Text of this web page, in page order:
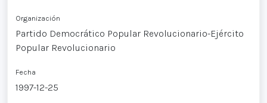
Organización
Partido Democrático Popular Revolucionario-Ejército
Popular Revolucionario
Fecha
1997-12-25